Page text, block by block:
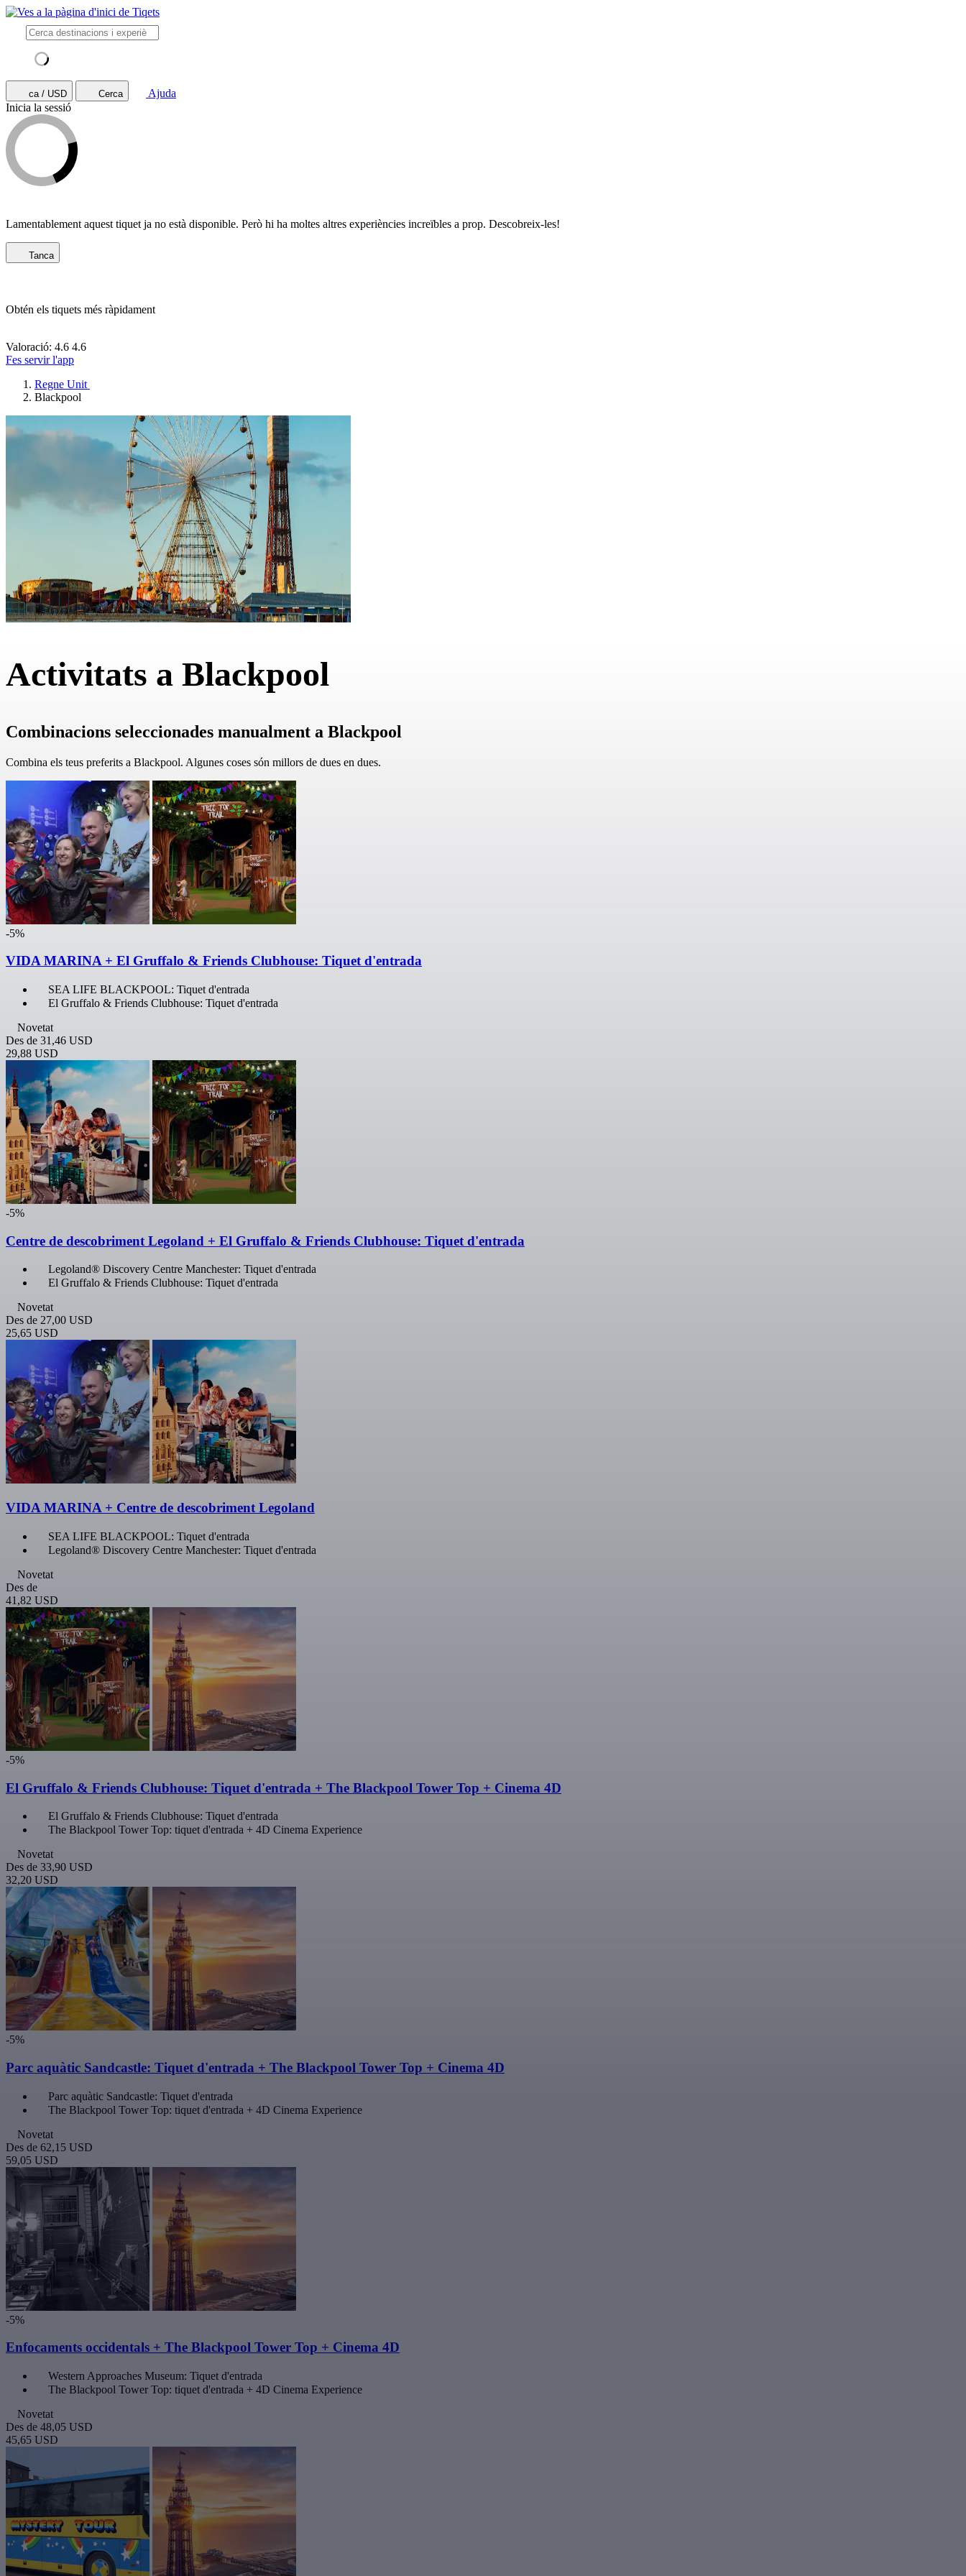
ca / USD Cerca
Ajuda
Inicia la sessió
Lamentablement aquest tiquet ja no està disponible. Però hi ha moltes altres experiències increïbles a prop. Descobreix-les!
Tanca
Obtén els tiquets més ràpidament
Valoració: 4.6 4.6
Fes servir l'app
Regne Unit
Blackpool
Activitats a Blackpool
Combinacions seleccionades manualment a Blackpool
Combina els teus preferits a Blackpool. Algunes coses són millors de dues en dues.
-5%
VIDA MARINA + El Gruffalo & Friends Clubhouse: Tiquet d'entrada
SEA LIFE BLACKPOOL: Tiquet d'entrada
El Gruffalo & Friends Clubhouse: Tiquet d'entrada
Novetat
Des de 31,46 USD
29,88 USD
-5%
Centre de descobriment Legoland + El Gruffalo & Friends Clubhouse: Tiquet d'entrada
Legoland® Discovery Centre Manchester: Tiquet d'entrada
El Gruffalo & Friends Clubhouse: Tiquet d'entrada
Novetat
Des de 27,00 USD
25,65 USD
VIDA MARINA + Centre de descobriment Legoland
SEA LIFE BLACKPOOL: Tiquet d'entrada
Legoland® Discovery Centre Manchester: Tiquet d'entrada
Novetat
Des de
41,82 USD
-5%
El Gruffalo & Friends Clubhouse: Tiquet d'entrada + The Blackpool Tower Top + Cinema 4D
El Gruffalo & Friends Clubhouse: Tiquet d'entrada
The Blackpool Tower Top: tiquet d'entrada + 4D Cinema Experience
Novetat
Des de 33,90 USD
32,20 USD
-5%
Parc aquàtic Sandcastle: Tiquet d'entrada + The Blackpool Tower Top + Cinema 4D
Parc aquàtic Sandcastle: Tiquet d'entrada
The Blackpool Tower Top: tiquet d'entrada + 4D Cinema Experience
Novetat
Des de 62,15 USD
59,05 USD
-5%
Enfocaments occidentals + The Blackpool Tower Top + Cinema 4D
Western Approaches Museum: Tiquet d'entrada
The Blackpool Tower Top: tiquet d'entrada + 4D Cinema Experience
Novetat
Des de 48,05 USD
45,65 USD